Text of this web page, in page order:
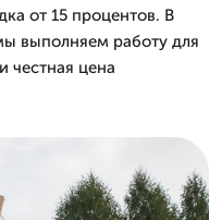
от 15 процентов. В
выполняем работу для
честная цена